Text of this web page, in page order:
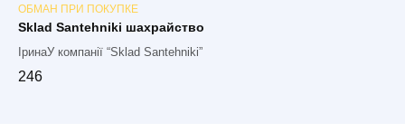
ОБМАН ПРИ ПОКУПКЕ
Sklad Santehniki шахрайство
ІринаУ компанії “Sklad Santehniki”
246